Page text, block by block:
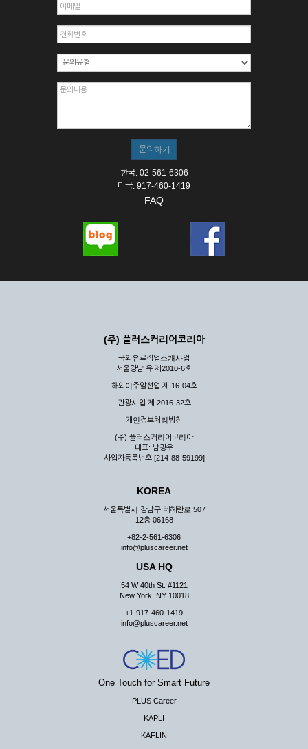
한국: 02-561-6306
미국: 917-460-1419
FAQ
(주) 플러스커리어코리아
국외유료직업소개사업
서울강남 유 제2010-6호
해외이주알선업 제 16-04호
관광사업 제 2016-32호
개인정보처리방침
(주) 플러스커리어코리아
대표: 남광우
사업자등록번호 [214-88-59199]
KOREA
서울특별시 강남구 테헤란로 507
12층 06168
+82-2-561-6306
info@pluscareer.net
USA HQ
54 W 40th St. #1121
New York, NY 10018
+1-917-460-1419
info@pluscareer.net
One Touch for Smart Future
PLUS Career
KAPLI
KAFLIN